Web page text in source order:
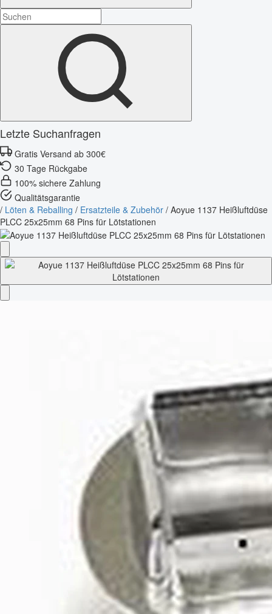
Letzte Suchanfragen
Gratis Versand ab 300€
30 Tage Rückgabe
100% sichere Zahlung
Qualitätsgarantie
/ Löten & Reballing / Ersatzteile & Zubehör / Aoyue 1137 Heißluftdüse
PLCC 25x25mm 68 Pins für Lötstationen